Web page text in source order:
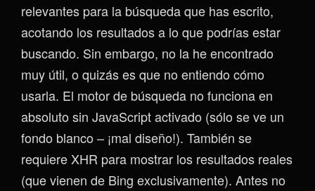
relevantes para la búsqueda que has escrito,
acotando los resultados a lo que podrías estar
buscando. Sin embargo, no la he encontrado
muy útil, o quizás es que no entiendo cómo
usarla. El motor de búsqueda no funciona en
absoluto sin JavaScript activado (sólo se ve un
fondo blanco – ¡mal diseño!). También se
requiere XHR para mostrar los resultados reales
(que vienen de Bing exclusivamente). Antes no